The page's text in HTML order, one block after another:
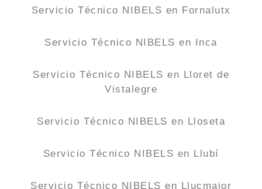
Servicio Técnico NIBELS en Fornalutx
Servicio Técnico NIBELS en Inca
Servicio Técnico NIBELS en Lloret de
Vistalegre
Servicio Técnico NIBELS en Lloseta
Servicio Técnico NIBELS en Llubí
Servicio Técnico NIBELS en Llucmajor